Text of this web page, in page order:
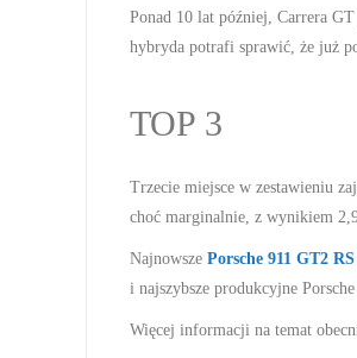
Ponad 10 lat później, Carrera
hybryda potrafi sprawić, że już
TOP 3
Trzecie miejsce w zestawieniu
choć marginalnie, z wynikiem 2,9
Najnowsze Porsche 911 GT2 RS
i najszybsze produkcyjne Porsche
Więcej informacji na temat